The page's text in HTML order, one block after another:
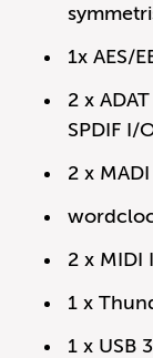
1x AES/
2 x
SPDIF I/
2 x
2 x MIDI
1 x
1 x USB